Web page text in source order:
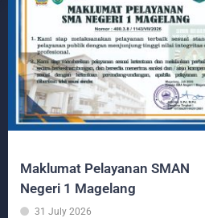
Maklumat Pelayanan SMAN
Negeri 1 Magelang
31 July 2026